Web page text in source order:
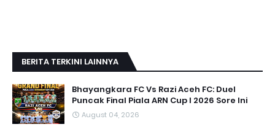
BERITA TERKINI LAINNYA
Bhayangkara FC Vs Razi Aceh FC: Duel
Puncak Final Piala ARN Cup I 2026 Sore Ini
August 04, 2026